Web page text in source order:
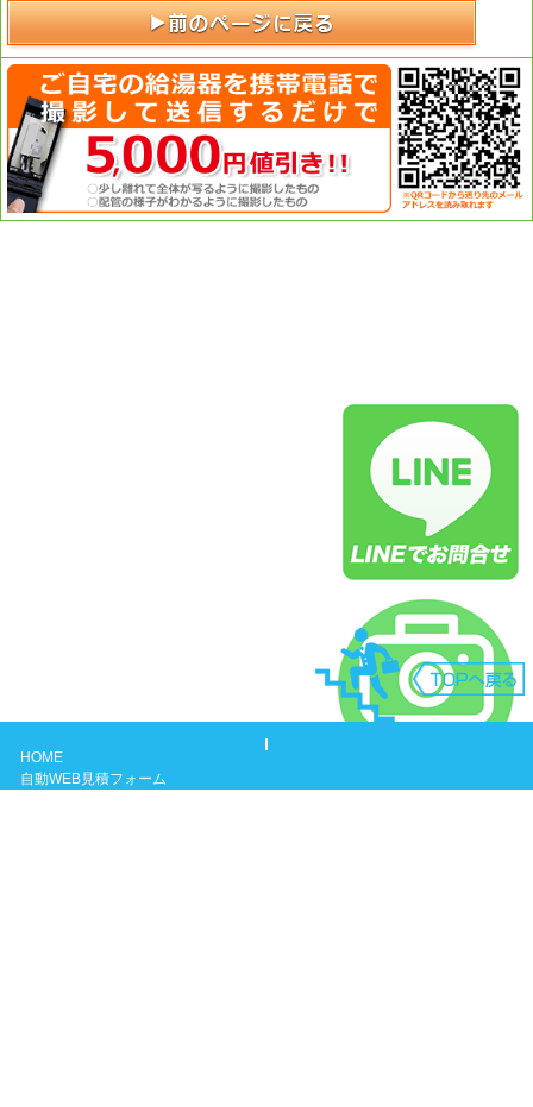
HOME
自動WEB見積フォーム